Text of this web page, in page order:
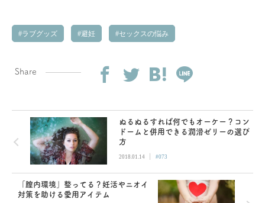
ラブグッズ 避妊 セックスの悩み
Share
ぬるぬるすれば何でもオーケー？コン
ドームと併用できる潤滑ゼリーの選び
方
2018.01.14 | #073
「膣内環境」整ってる？妊活やニオイ
対策を助ける愛用アイテム